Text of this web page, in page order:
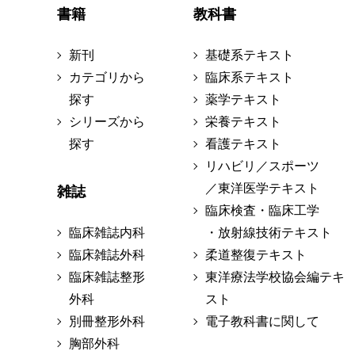
書籍
新刊
カテゴリから
探す
シリーズから
探す
雑誌
臨床雑誌内科
臨床雑誌外科
臨床雑誌整形
外科
別冊整形外科
胸部外科
教科書
基礎系テキスト
臨床系テキスト
薬学テキスト
栄養テキスト
看護テキスト
リハビリ／スポーツ
／東洋医学テキスト
臨床検査・臨床工学
・放射線技術テキスト
柔道整復テキスト
東洋療法学校協会編テキ
スト
電子教科書に関して